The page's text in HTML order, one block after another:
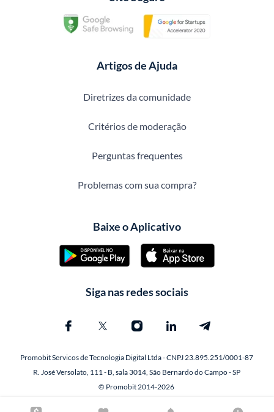
Artigos de Ajuda
Diretrizes da comunidade
Critérios de moderação
Perguntas frequentes
Problemas com sua compra?
Baixe o Aplicativo
Siga nas redes sociais
Promobit Servicos de Tecnologia Digital Ltda - CNPJ 23.895.251/0001-87
R. José Versolato, 111 - B, sala 3014, São Bernardo do Campo - SP
© Promobit 2014-2026